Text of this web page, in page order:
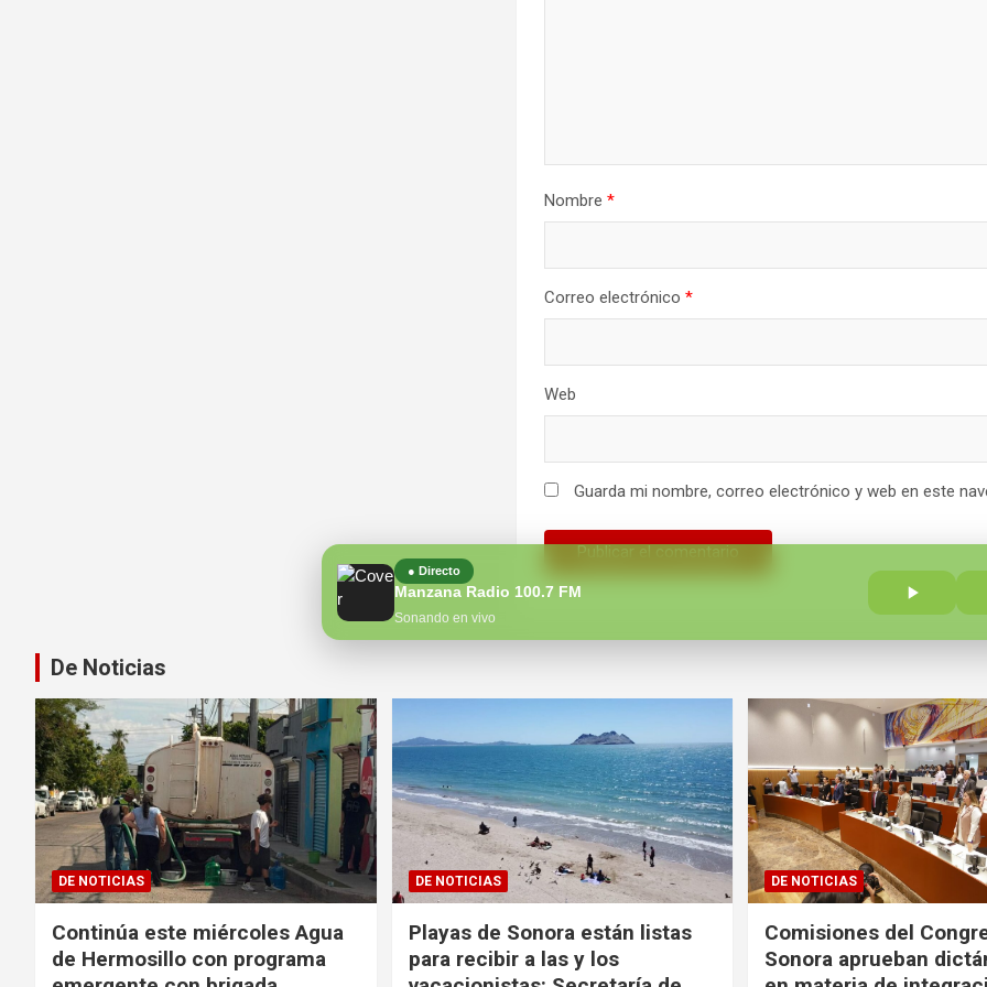
Nombre *
Correo electrónico *
Web
Guarda mi nombre, correo electrónico y web en este
● Directo
Manzana Radio 100.7 FM
Sonando en vivo
De Noticias
DE NOTICIAS
Continúa este miércoles Agua
de Hermosillo con programa
DE NOTICIAS
Playas de Sonora están listas
para recibir a las y los
DE NOTICIAS
Comisiones del
Sonora aprueban